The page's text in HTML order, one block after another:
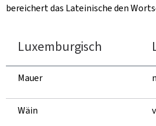
bereichert das Lateinische den
Luxemburgisch
Mauer
Wäin